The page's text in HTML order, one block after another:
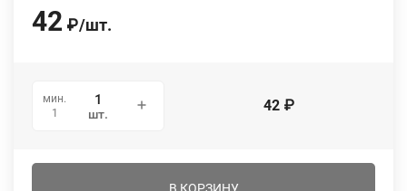
42 ₽/шт.
мин.
1
шт. 42 ₽